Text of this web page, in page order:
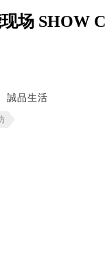
场 SHOW
誠品生活